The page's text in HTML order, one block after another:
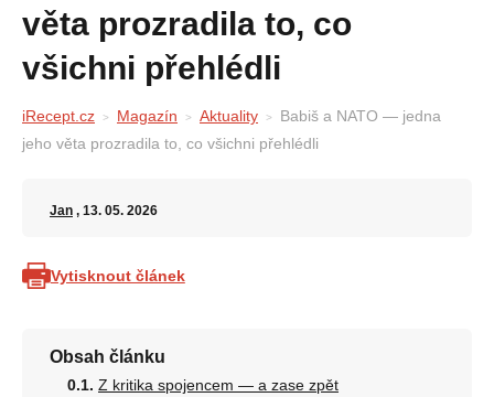
věta prozradila to, co
všichni přehlédli
iRecept.cz Magazín Aktuality
Babiš a NATO — jedna
jeho věta prozradila to, co všichni přehlédli
Jan , 13. 05. 2026
Vytisknout článek
Obsah článku
Z kritika spojencem — a zase zpět